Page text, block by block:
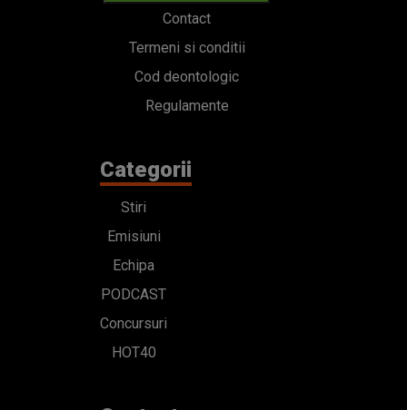
Contact
Termeni si conditii
Cod deontologic
Regulamente
Categorii
Stiri
Emisiuni
Echipa
PODCAST
Concursuri
HOT40